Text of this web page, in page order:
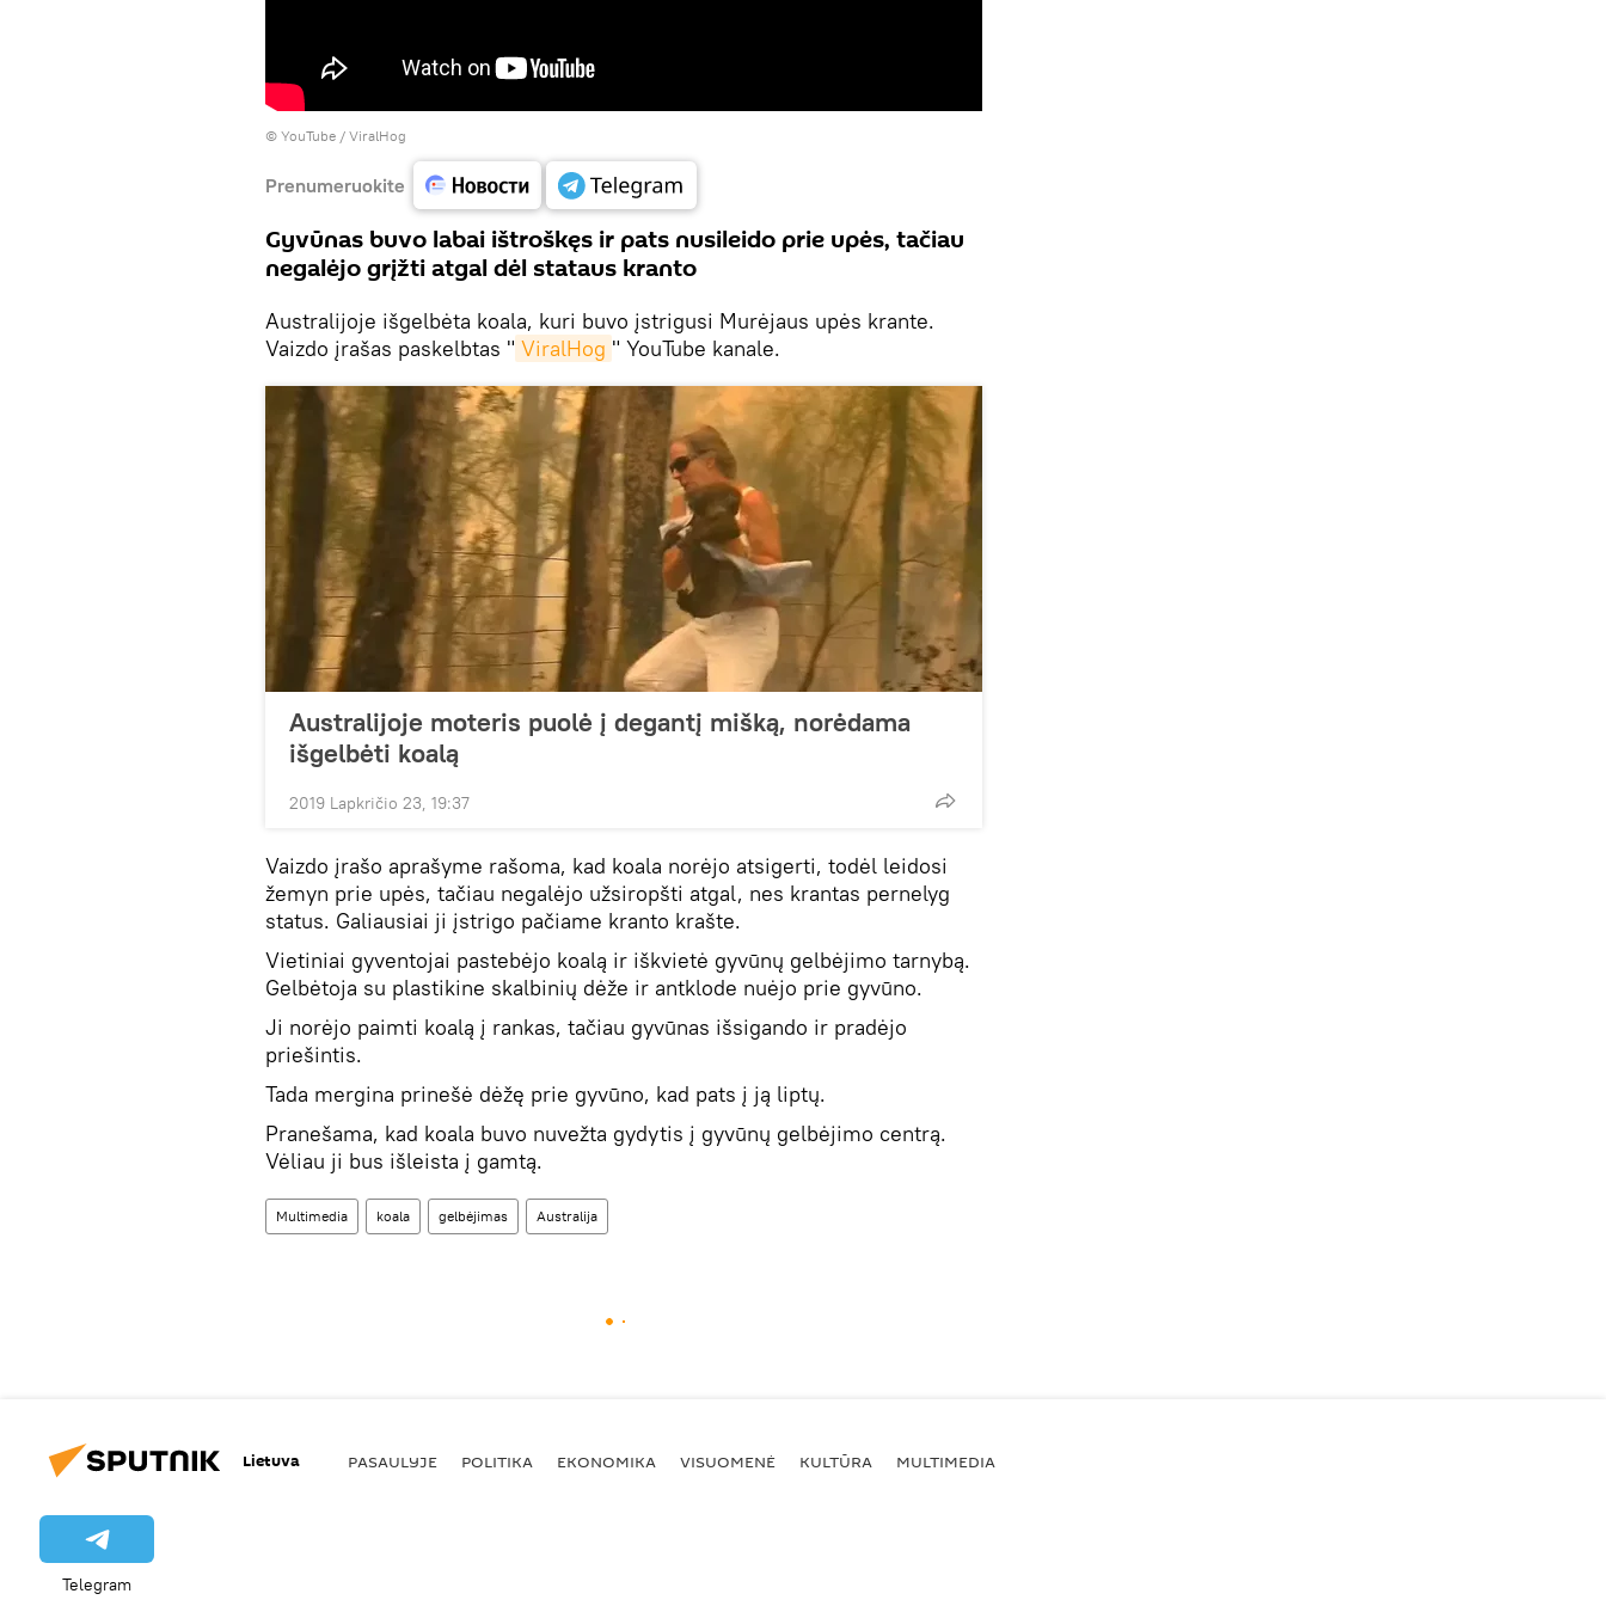
© YouTube / ViralHog
Prenumeruokite
Gyvūnas buvo labai ištroškęs ir pats nusileido prie upės, tačiau
negalėjo grįžti atgal dėl stataus kranto
Australijoje išgelbėta koala, kuri buvo įstrigusi Murėjaus upės krante.
Vaizdo įrašas paskelbtas " ViralHog " YouTube kanale.
Australijoje moteris puolė į degantį mišką, norėdama
išgelbėti koalą
2019 Lapkričio 23, 19:37
Vaizdo įrašo aprašyme rašoma, kad koala norėjo atsigerti, todėl leidosi
žemyn prie upės, tačiau negalėjo užsiropšti atgal, nes krantas pernelyg
status. Galiausiai ji įstrigo pačiame kranto krašte.
Vietiniai gyventojai pastebėjo koalą ir iškvietė gyvūnų gelbėjimo tarnybą.
Gelbėtoja su plastikine skalbinių dėže ir antklode nuėjo prie gyvūno.
Ji norėjo paimti koalą į rankas, tačiau gyvūnas išsigando ir pradėjo
priešintis.
Tada mergina prinešė dėžę prie gyvūno, kad pats į ją liptų.
Pranešama, kad koala buvo nuvežta gydytis į gyvūnų gelbėjimo centrą.
Vėliau ji bus išleista į gamtą.
Multimedia koala gelbėjimas Australija
Lietuva PASAULYJE POLITIKA EKONOMIKA VISUOMENĖ KULTŪRA MULTIMEDIA
Telegram